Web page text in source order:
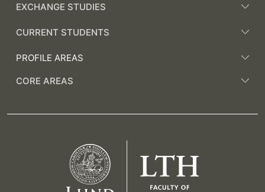
EXCHANGE STUDIES
CURRENT STUDENTS
PROFILE AREAS
CORE AREAS